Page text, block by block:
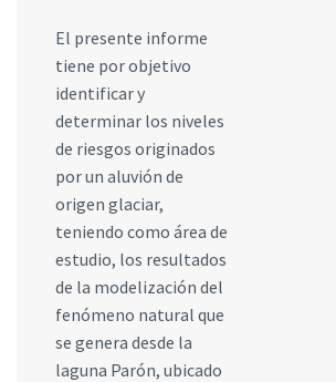
El presente informe
tiene por objetivo
identificar y
determinar los niveles
de riesgos originados
por un aluvión de
origen glaciar,
teniendo como área de
estudio, los resultados
de la modelización del
fenómeno natural que
se genera desde la
laguna Parón, ubicado